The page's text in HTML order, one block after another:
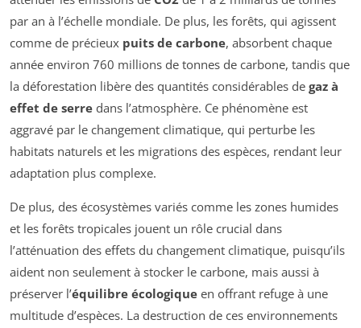
par an à l’échelle mondiale. De plus, les forêts, qui agissent
comme de précieux puits de carbone, absorbent chaque
année environ 760 millions de tonnes de carbone, tandis que
la déforestation libère des quantités considérables de gaz à
effet de serre dans l’atmosphère. Ce phénomène est
aggravé par le changement climatique, qui perturbe les
habitats naturels et les migrations des espèces, rendant leur
adaptation plus complexe.
De plus, des écosystèmes variés comme les zones humides
et les forêts tropicales jouent un rôle crucial dans
l’atténuation des effets du changement climatique, puisqu’ils
aident non seulement à stocker le carbone, mais aussi à
préserver l’équilibre écologique en offrant refuge à une
multitude d’espèces. La destruction de ces environnements